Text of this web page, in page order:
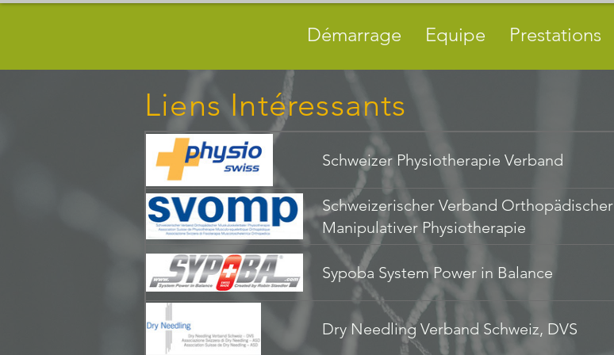
Démarrage Equipe Prestations
Schweizer Physiotherapie Verband
Schweizerischer Verband Orthopädischer
Manipulativer Physiotherapie
Liens Intéressants
Schweizer Physiotherapie Verband
Schweizerischer Verband Orthopädischer
Manipulativer Physiotherapie
Sypoba System Power in Balance
Dry Needling Verband Schweiz, DVS